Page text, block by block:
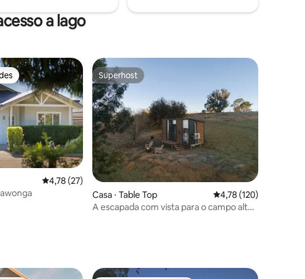
a lago
avaliações
4,78 de uma avaliação média de 5, 27 avaliações
4,78 (27)
Superhost
Superhost
Casa ⋅ Table Top 4,78 de uma avaliação
4,78 (120)
A escapada com vista para o campo alto